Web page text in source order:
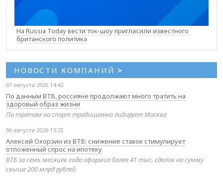
На Russia Today вести ток-шоу пригласили известного
британского политика
НОВОСТИ КОМПАНИЙ >
07 августа 2026 14:42
По данным ВТБ, россияне продолжают много тратить на
здоровый образ жизни
По тратам на спорт традиционно лидирует Москва
06 августа 2026 13:25
Алексей Охорзин из ВТБ: снижение ставок стимулирует
отложенный спрос на ипотеку
ВТБ за семь месяцев года оформил более 41 тыс. сделок на сумму
свыше 200 млрд рублей